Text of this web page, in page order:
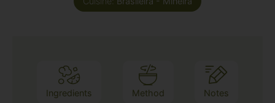
Ingredients Method Notes